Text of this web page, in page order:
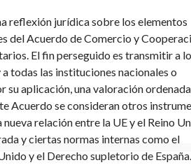
reflexión jurídica sobre los elementos
del Acuerdo de Comercio y
El fin perseguido es transmitir a
todas las instituciones nacionales o
su aplicación, una valoración
Acuerdo se consideran otros
relación entre la UE y el Reino
y ciertas normas internas como el
y el Derecho supletorio de